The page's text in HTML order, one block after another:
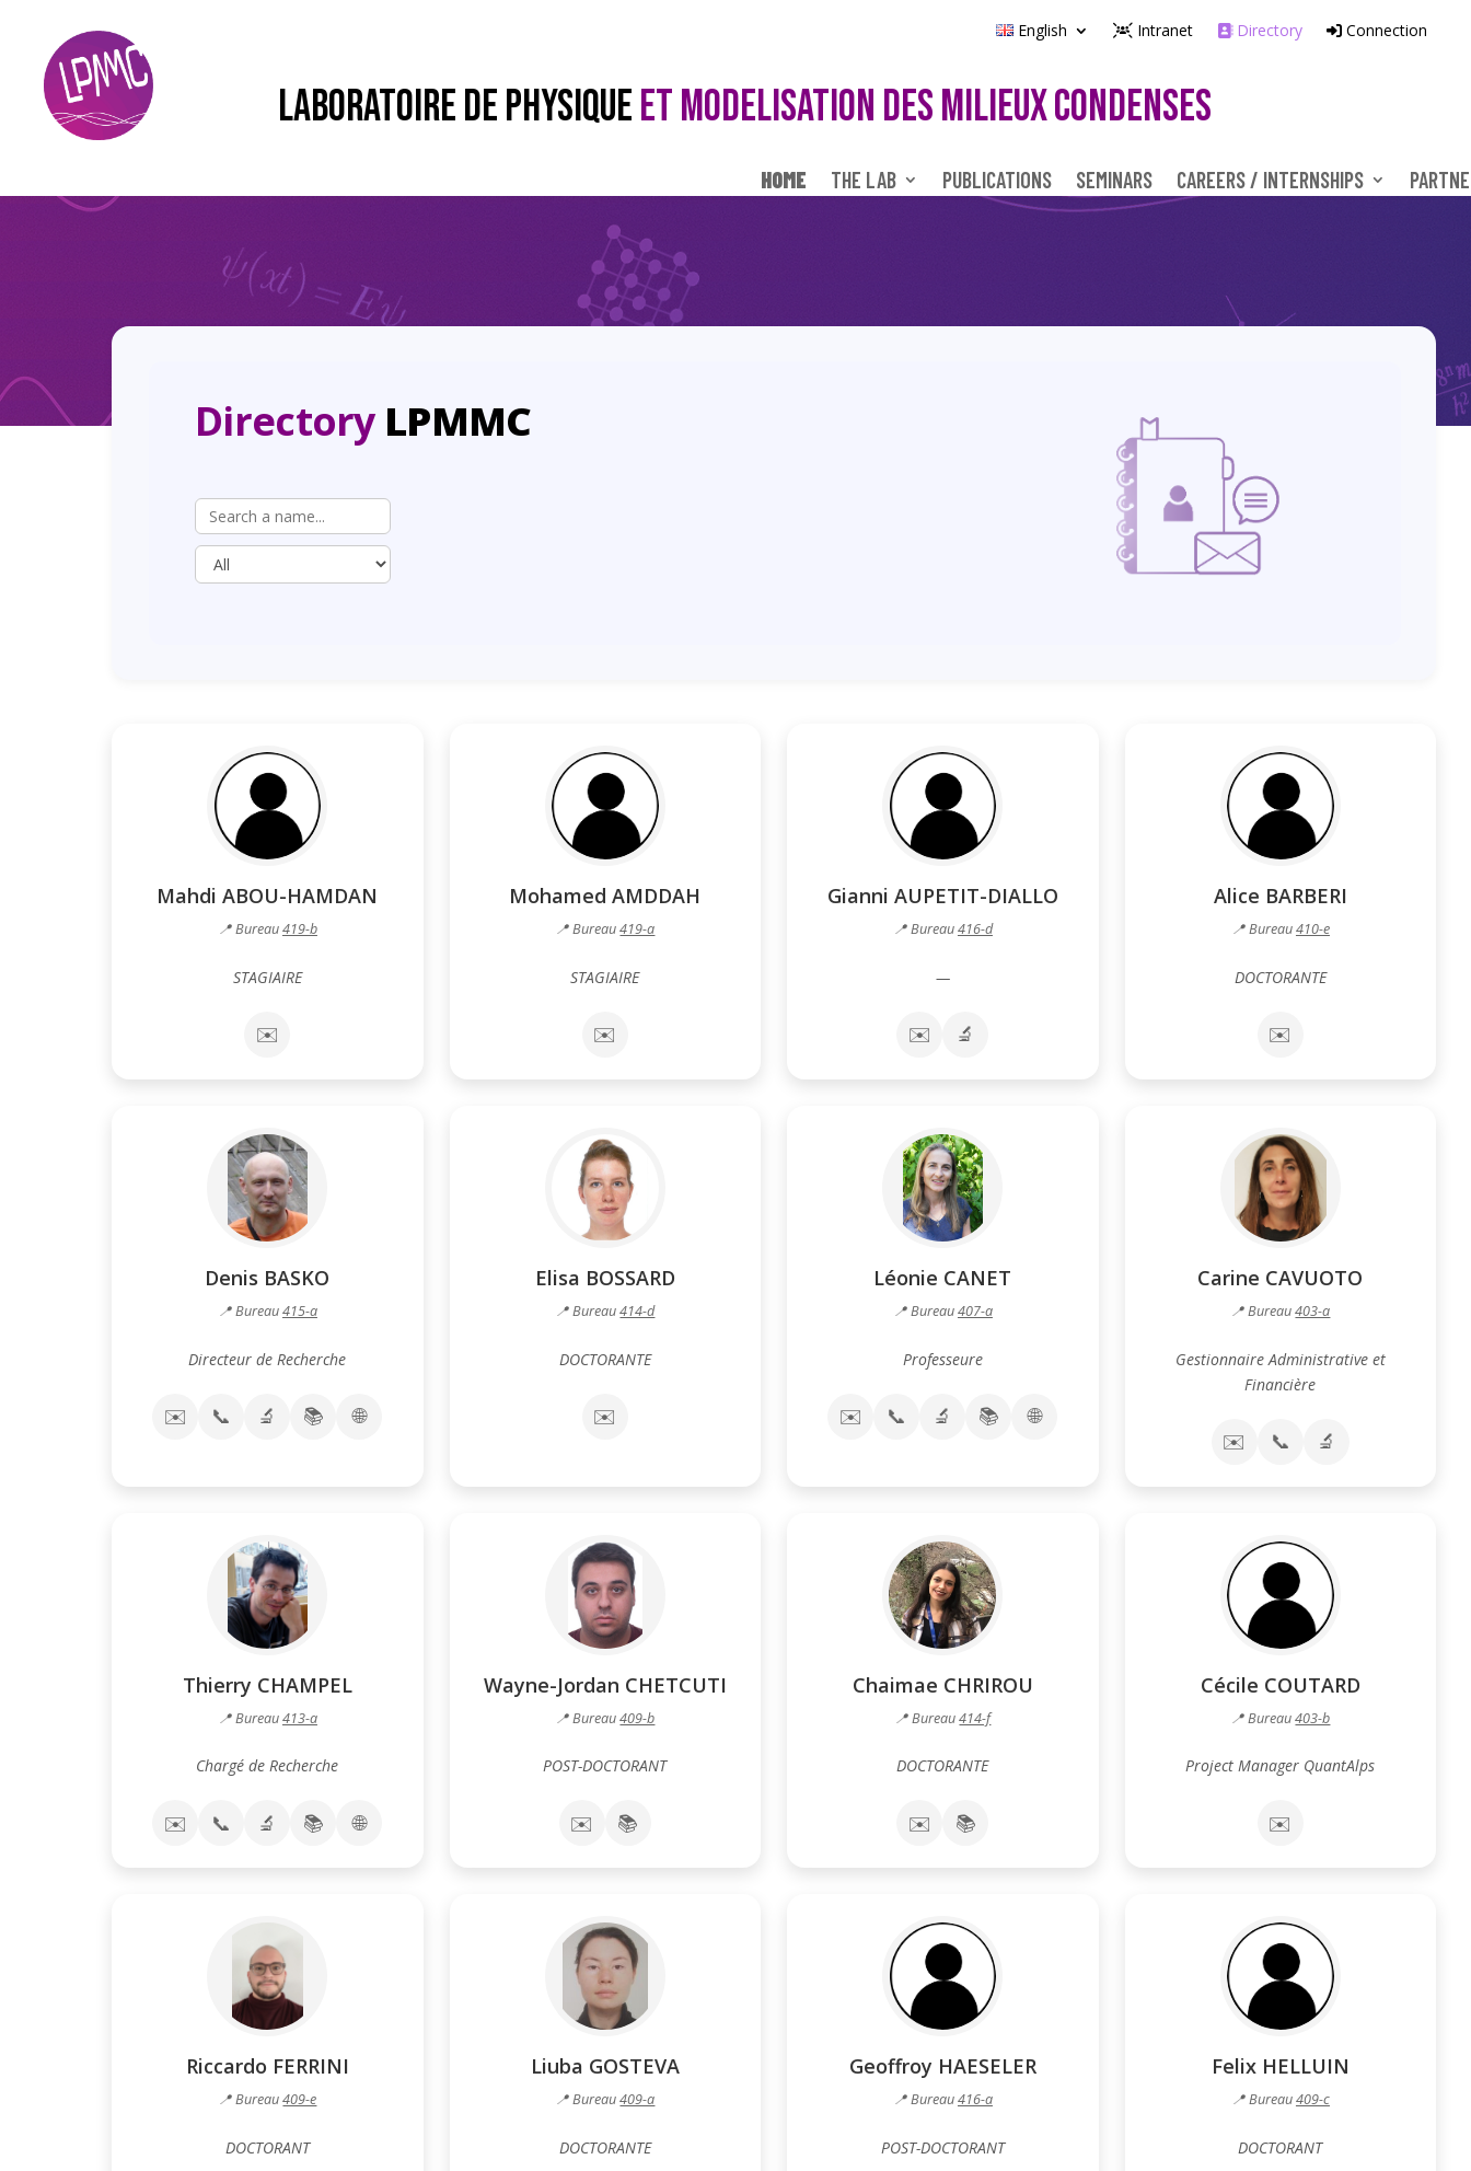
English Intranet Directory Connection
LABORATOIRE DE PHYSIQUEET MODELISATION DES MILIEUX CONDENSES
HOME THE LAB PUBLICATIONS SEMINARS CAREERS / INTERNSHIPS
Directory LPMMC
Mahdi ABOU-HAMDAN
📍 Bureau419-b
STAGIAIRE
✉️
Mohamed AMDDAH
📍 Bureau419-a
STAGIAIRE
✉️
Gianni AUPETIT-DIALLO
📍 Bureau416-d
—
✉️ 🔬
Alice BARBERI
📍 Bureau410-e
DOCTORANTE
✉️
Denis BASKO
📍 Bureau415-a
Directeur de Recherche
✉️ 📞 🔬 📚 🌐
Elisa BOSSARD
📍 Bureau414-d
DOCTORANTE
✉️
Léonie CANET
📍 Bureau407-a
Professeure
✉️ 📞 🔬 📚 🌐
Carine CAVUOTO
📍 Bureau403-a
Gestionnaire Administrative et
Financière
✉️ 📞 🔬
Thierry CHAMPEL
📍 Bureau413-a
Chargé de Recherche
✉️ 📞 🔬 📚 🌐
Wayne-Jordan CHETCUTI
📍 Bureau409-b
POST-DOCTORANT
✉️ 📚
Chaimae CHRIROU
📍 Bureau414-f
DOCTORANTE
✉️ 📚
Cécile COUTARD
📍 Bureau403-b
Project Manager QuantAlps
✉️
Riccardo FERRINI
📍 Bureau409-e
DOCTORANT
Liuba GOSTEVA
📍 Bureau409-a
DOCTORANTE
Geoffroy HAESELER
📍 Bureau416-a
POST-DOCTORANT
Felix HELLUIN
📍 Bureau409-c
DOCTORANT